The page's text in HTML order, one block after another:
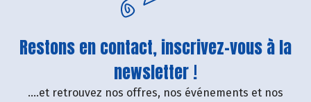
Restons en contact, inscrivez-vous à la
newsletter !
....et retrouvez nos offres, nos événements et nos